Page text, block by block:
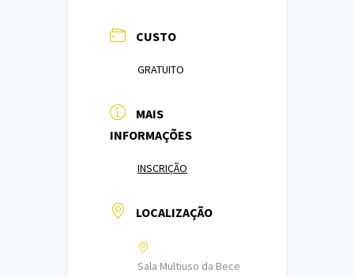
CUSTO
GRATUITO
MAIS
INFORMAÇÕES
INSCRIÇÃO
LOCALIZAÇÃO
Sala Multiuso da Bece